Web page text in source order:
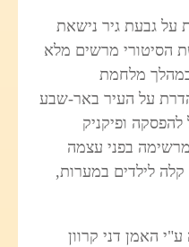
על גבעת גיר נישאת
הסיטורי מרשים מלא
מלחמת
על העיר באר-שבע
להפסקה ופיקניק
בפני עצמה
לילדים במערות,
האמן דני קרוון